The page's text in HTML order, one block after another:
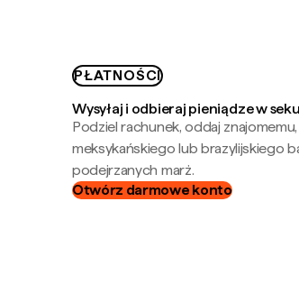
PŁATNOŚCI
Wysyłaj i odbieraj pieniądze w
Podziel rachunek, oddaj
meksykańskiego lub brazylijskiego
podejrzanych marż.
Otwórz darmowe konto